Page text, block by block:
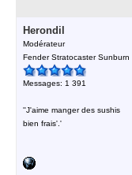
Herondil
Modérateur
Fender Stratocaster Sunburn
Messages: 1 391
''J'aime manger des sushis
bien frais'.'